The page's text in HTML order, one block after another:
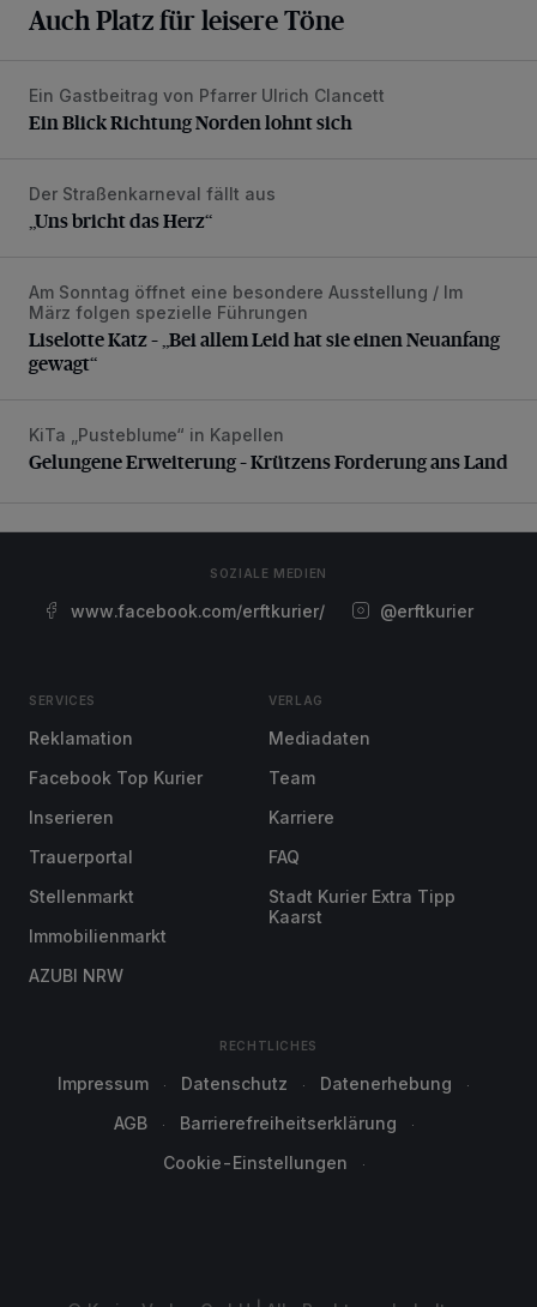
Auch Platz für leisere Töne
Ein Blick Richtung Norden lohnt sich
Ein Gastbeitrag von Pfarrer Ulrich Clancett
Ein Blick Richtung Norden lohnt sich
„Uns bricht das Herz“
Der Straßenkarneval fällt aus
„Uns bricht das Herz“
Liselotte Katz – „Bei allem Leid hat sie einen Neuanfang
Am Sonntag öffnet eine besondere Ausstellung / Im
März folgen spezielle Führungen
Liselotte Katz – „Bei allem Leid hat sie einen Neuanfang
gewagt“
Gelungene Erweiterung – Krützens Forderung ans Land
KiTa „Pusteblume“ in Kapellen
Gelungene Erweiterung – Krützens Forderung ans Land
SOZIALE MEDIEN
www.facebook.com/erftkurier/ @erftkurier
SERVICES
Reklamation
Facebook Top Kurier
Inserieren
Trauerportal
Stellenmarkt
Immobilienmarkt
AZUBI NRW
VERLAG
Mediadaten
Team
Karriere
FAQ
Stadt Kurier Extra Tipp
Kaarst
RECHTLICHES
Impressum Datenschutz
Datenerhebung
AGB
Barrierefreiheitserklärung
Cookie-Einstellungen